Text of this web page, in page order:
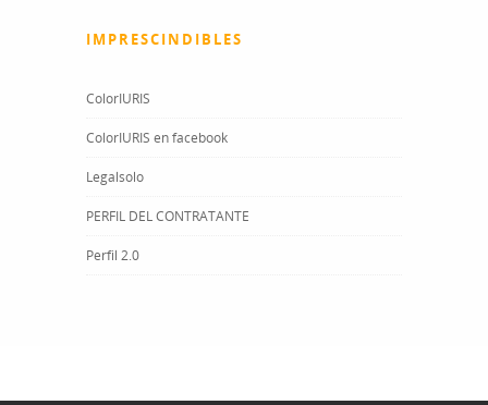
IMPRESCINDIBLES
ColorIURIS
ColorIURIS en facebook
Legalsolo
PERFIL DEL CONTRATANTE
Perfil 2.0